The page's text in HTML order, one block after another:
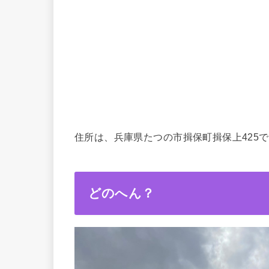
住所は、兵庫県たつの市揖保町揖保上425
どのへん？